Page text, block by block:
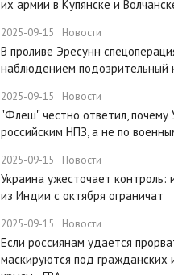
их армии в Купянске и
2025-09-15 Новости
​В проливе Эресунн
наблюдением подозрительный
2025-09-15 Новости
"Флеш" честно ответил, почему
российским НПЗ, а не по
2025-09-15 Новости
Украина ужесточает контроль:
из Индии с октября ограничат
2025-09-15 Новости
Если россиянам удается
маскируются под гражданских